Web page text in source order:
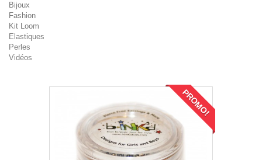
Bijoux
Fashion
Kit Loom
Elastiques
Perles
Vidéos
PROMO!